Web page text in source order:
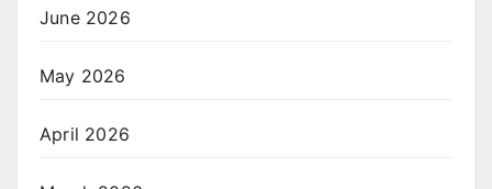
June 2026
May 2026
April 2026